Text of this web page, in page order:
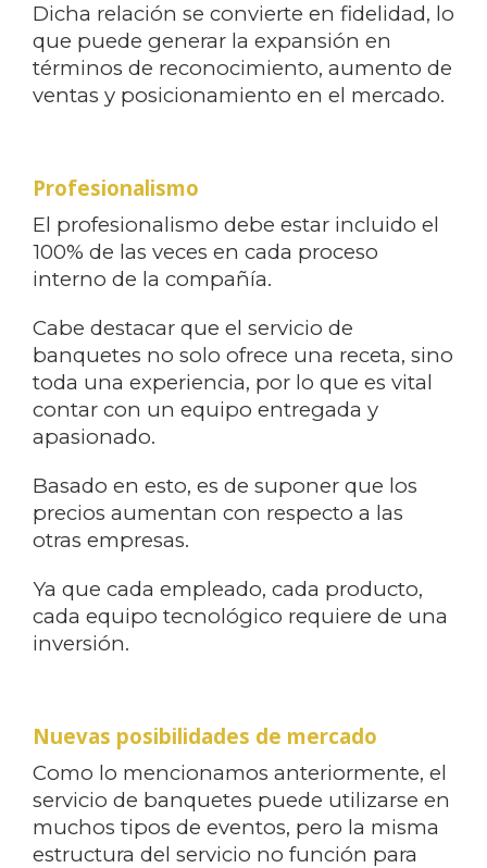
Dicha relación se convierte en fidelidad, lo
que puede generar la expansión en
términos de reconocimiento, aumento de
ventas y posicionamiento en el mercado.
Profesionalismo
El profesionalismo debe estar incluido el
100% de las veces en cada proceso
interno de la compañía.
Cabe destacar que el servicio de
banquetes no solo ofrece una receta, sino
toda una experiencia, por lo que es vital
contar con un equipo entregada y
apasionado.
Basado en esto, es de suponer que los
precios aumentan con respecto a las
otras empresas.
Ya que cada empleado, cada producto,
cada equipo tecnológico requiere de una
inversión.
Nuevas posibilidades de mercado
Como lo mencionamos anteriormente, el
servicio de banquetes puede utilizarse en
muchos tipos de eventos, pero la misma
estructura del servicio no función para